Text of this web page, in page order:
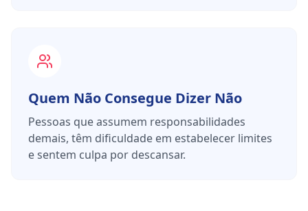
Quem Não Consegue Dizer Não
Pessoas que assumem responsabilidades
demais, têm dificuldade em estabelecer limites
e sentem culpa por descansar.